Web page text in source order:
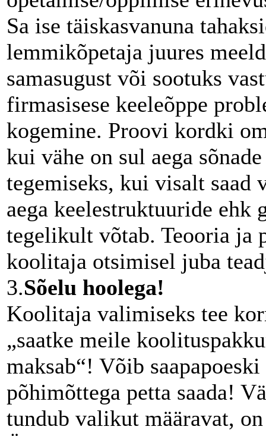
Sa ise täiskasvanuna
lemmikõpetaja juures
samasugust või sootuks
firmasisese keeleõppe
kogemine. Proovi kordki
kui vähe on sul aega
tegemiseks, kui visalt saad
aega keelestruktuuride ehk
tegelikult võtab. Teooria ja
koolitaja otsimisel juba
3.Sõelu hoolega!
Koolitaja valimiseks tee
„saatke meile
maksab“! Võib
põhimõttega petta saada!
tundub valikut määravat,